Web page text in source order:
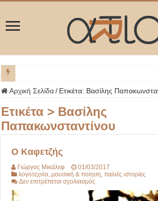
Αρχική Σελίδα / Ετικέτα: Βασίλης
Ετικέτα > Βασίλης
Παπακωνσταντίνου
Ο Καφετζής
Γιώργος Μικάλεφ
01/03/2017
λογοτεχνία ,μουσική & ποίηση ,παλιές ιστορίες
Δεν επιτρέπεται σχολιασμός
Καφετζής